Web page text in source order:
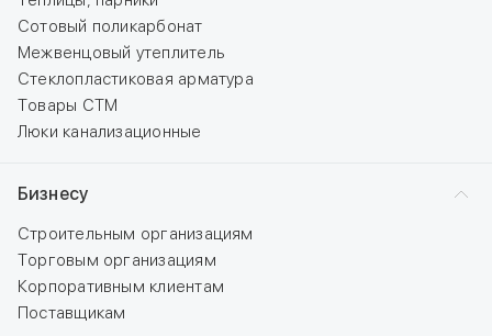
Сотовый поликарбонат
Межвенцовый утеплитель
Стеклопластиковая арматура
Товары СТМ
Люки канализационные
Бизнесу
Строительным организациям
Торговым организациям
Корпоративным клиентам
Поставщикам